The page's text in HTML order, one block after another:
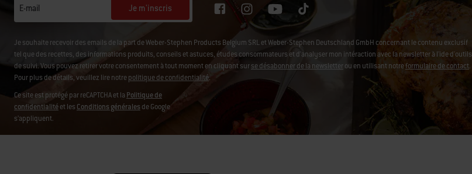
E-mail Je m'inscris
Je souhaite recevoir des emails de la part de Weber-Stephen Products Belgium SRL et Weber-Stephen Deutschland GmbH concernant le contenu exclusif
tel que des recettes, des informations produits, conseils et astuces, études consommateurs et d'analyser mon intéraction avec la newsletter à l'ide d'outils
de suivi.Vous pouvez retirer votre consentement à tout moment en cliquant surse désabonner de la newsletterou en utilisant notreformulaire de contact.
Pour plus de détails, veuillez lire notrepolitique de confidentialité.
Ce site est protégé par reCAPTCHA et la Politique de
confidentialitéet les Conditions généralesde Google
s’appliquent.